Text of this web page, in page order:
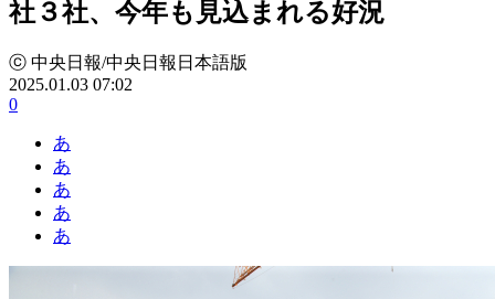
社３社、今年も見込まれる好況
ⓒ 中央日報/中央日報日本語版
2025.01.03 07:02
0
あ
あ
あ
あ
あ